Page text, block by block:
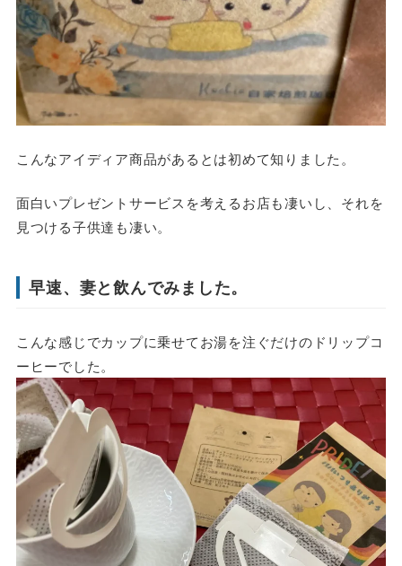
こんなアイディア商品があるとは初めて知りました。
面白いプレゼントサービスを考えるお店も凄いし、それを
見つける子供達も凄い。
早速、妻と飲んでみました。
こんな感じでカップに乗せてお湯を注ぐだけのドリップコ
ーヒーでした。